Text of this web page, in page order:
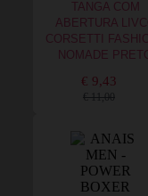
TANGA COM
ABERTURA
CORSETTI
NOMADE
€ 9,43
€ 11,00